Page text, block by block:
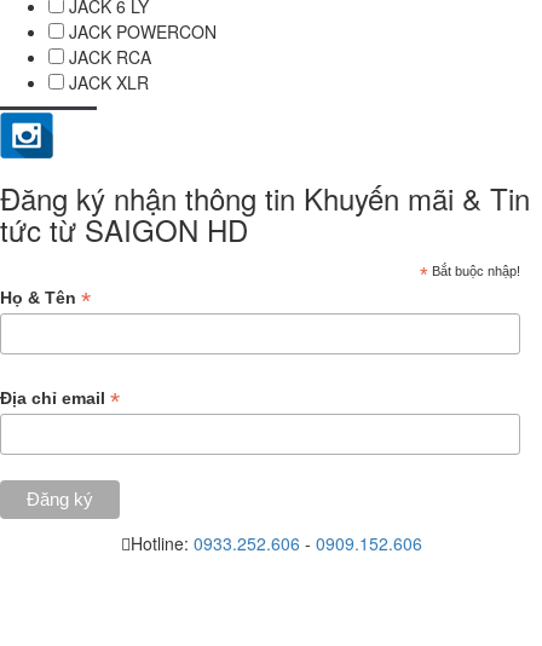
JACK 6 LY
JACK POWERCON
JACK RCA
JACK XLR
Đăng ký nhận thông tin Khuyến mãi & Tin
tức từ SAIGON HD
* Bắt buộc nhập!
Họ & Tên *
Địa chỉ email *
Hotline: 0933.252.606 - 0909.152.606